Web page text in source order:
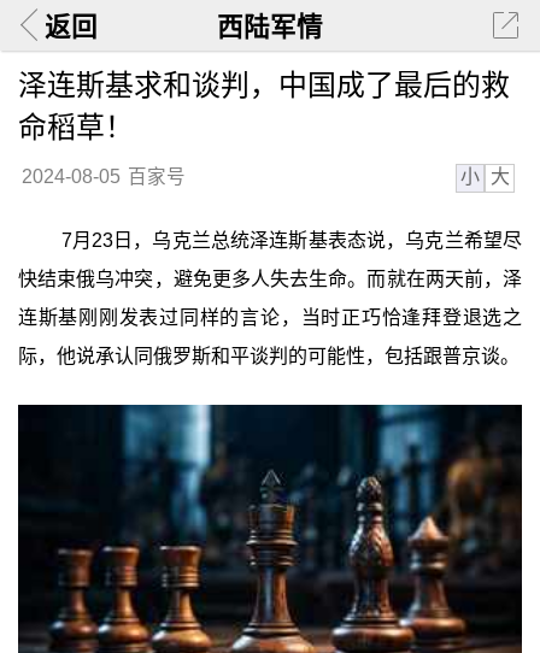
返回 西陆军情
泽连斯基求和谈判，中国成了最后的救
命稻草！
2024-08-05 百家号 小 大
7月23日，乌克兰总统泽连斯基表态说，乌克兰希望尽
快结束俄乌冲突，避免更多人失去生命。而就在两天前，泽
连斯基刚刚发表过同样的言论，当时正巧恰逢拜登退选之
际，他说承认同俄罗斯和平谈判的可能性，包括跟普京谈。